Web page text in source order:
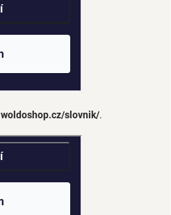
woldoshop.cz/slovnik/.